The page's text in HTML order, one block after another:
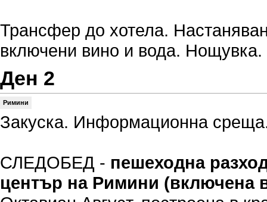
Трансфер до хотела.
включени вино и вода. Нощувка.
Ден 2
Римини
Закуска. Информационна
СЛЕДОБЕД - пешеходна
център на Римини (включена